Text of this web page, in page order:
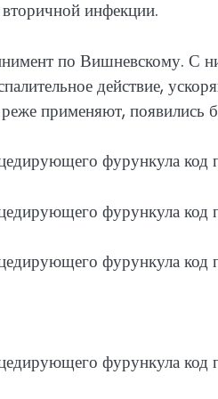
инфекции.
по Вишневскому. С
действие,
применяют, появились